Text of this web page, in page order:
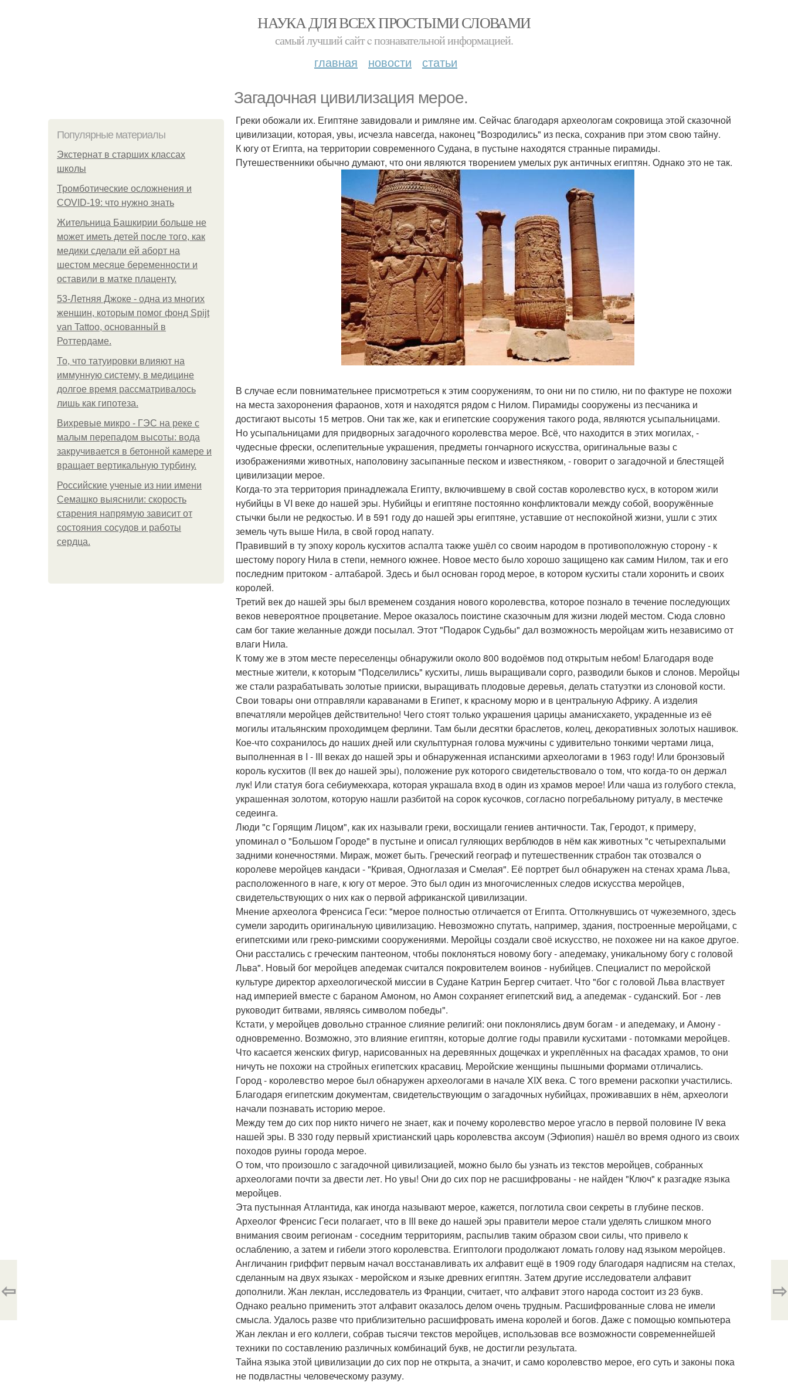
НАУКА ДЛЯ ВСЕХ ПРОСТЫМИ СЛОВАМИ
самый лучший сайт c познавательной информацией.
главная новости статьи
Загадочная цивилизация мерое.
Популярные материалы
Экстернат в старших классах
школы
Тромботические осложнения и
COVID-19: что нужно знать
Жительница Башкирии больше не
может иметь детей после того, как
медики сделали ей аборт на
шестом месяце беременности и
оставили в матке плаценту.
53-Летняя Джоке - одна из многих
женщин, которым помог фонд Spijt
van Tattoo, основанный в
Роттердаме.
То, что татуировки влияют на
иммунную систему, в медицине
долгое время рассматривалось
лишь как гипотеза.
Вихревые микро - ГЭС на реке с
малым перепадом высоты: вода
закручивается в бетонной камере и
вращает вертикальную турбину.
Российские ученые из нии имени
Семашко выяснили: скорость
старения напрямую зависит от
состояния сосудов и работы
сердца.
Греки обожали их. Египтяне завидовали и римляне им. Сейчас благодаря археологам сокровища этой сказочной
цивилизации, которая, увы, исчезла навсегда, наконец "Возродились" из песка, сохранив при этом свою тайну.
К югу от Египта, на территории современного Судана, в пустыне находятся странные пирамиды.
Путешественники обычно думают, что они являются творением умелых рук античных египтян. Однако это не так.
В случае если повнимательнее присмотреться к этим сооружениям, то они ни по стилю, ни по фактуре не похожи
на места захоронения фараонов, хотя и находятся рядом с Нилом. Пирамиды сооружены из песчаника и
достигают высоты 15 метров. Они так же, как и египетские сооружения такого рода, являются усыпальницами.
Но усыпальницами для придворных загадочного королевства мерое. Всё, что находится в этих могилах, -
чудесные фрески, ослепительные украшения, предметы гончарного искусства, оригинальные вазы с
изображениями животных, наполовину засыпанные песком и известняком, - говорит о загадочной и блестящей
цивилизации мерое.
Когда-то эта территория принадлежала Египту, включившему в свой состав королевство кусх, в котором жили
нубийцы в VI веке до нашей эры. Нубийцы и египтяне постоянно конфликтовали между собой, вооружённые
стычки были не редкостью. И в 591 году до нашей эры египтяне, уставшие от неспокойной жизни, ушли с этих
земель чуть выше Нила, в свой город напату.
Правивший в ту эпоху король кусхитов аспалта также ушёл со своим народом в противоположную сторону - к
шестому порогу Нила в степи, немного южнее. Новое место было хорошо защищено как самим Нилом, так и его
последним притоком - алтабарой. Здесь и был основан город мерое, в котором кусхиты стали хоронить и своих
королей.
Третий век до нашей эры был временем создания нового королевства, которое познало в течение последующих
веков невероятное процветание. Мерое оказалось поистине сказочным для жизни людей местом. Сюда словно
сам бог такие желанные дожди посылал. Этот "Подарок Судьбы" дал возможность меройцам жить независимо от
влаги Нила.
К тому же в этом месте переселенцы обнаружили около 800 водоёмов под открытым небом! Благодаря воде
местные жители, к которым "Подселились" кусхиты, лишь выращивали сорго, разводили быков и слонов. Меройцы
же стали разрабатывать золотые прииски, выращивать плодовые деревья, делать статуэтки из слоновой кости.
Свои товары они отправляли караванами в Египет, к красному морю и в центральную Африку. А изделия
впечатляли меройцев действительно! Чего стоят только украшения царицы аманисхакето, украденные из её
могилы итальянским проходимцем ферлини. Там были десятки браслетов, колец, декоративных золотых нашивок.
Кое-что сохранилось до наших дней или скульптурная голова мужчины с удивительно тонкими чертами лица,
выполненная в I - III веках до нашей эры и обнаруженная испанскими археологами в 1963 году! Или бронзовый
король кусхитов (II век до нашей эры), положение рук которого свидетельствовало о том, что когда-то он держал
лук! Или статуя бога себиумекхара, которая украшала вход в один из храмов мерое! Или чаша из голубого стекла,
украшенная золотом, которую нашли разбитой на сорок кусочков, согласно погребальному ритуалу, в местечке
седеинга.
Люди "с Горящим Лицом", как их называли греки, восхищали гениев античности. Так, Геродот, к примеру,
упоминал о "Большом Городе" в пустыне и описал гуляющих верблюдов в нём как животных "с четырехпалыми
задними конечностями. Мираж, может быть. Греческий географ и путешественник страбон так отозвался о
королеве меройцев кандаси - "Кривая, Одноглазая и Смелая". Её портрет был обнаружен на стенах храма Льва,
расположенного в наге, к югу от мерое. Это был один из многочисленных следов искусства меройцев,
свидетельствующих о них как о первой африканской цивилизации.
Мнение археолога Френсиса Геси: "мерое полностью отличается от Египта. Оттолкнувшись от чужеземного, здесь
сумели зародить оригинальную цивилизацию. Невозможно спутать, например, здания, построенные меройцами, с
египетскими или греко-римскими сооружениями. Меройцы создали своё искусство, не похожее ни на какое другое.
Они расстались с греческим пантеоном, чтобы поклоняться новому богу - апедемаку, уникальному богу с головой
Льва". Новый бог меройцев апедемак считался покровителем воинов - нубийцев. Специалист по меройской
культуре директор археологической миссии в Судане Катрин Бергер считает. Что "бог с головой Льва властвует
над империей вместе с бараном Амоном, но Амон сохраняет египетский вид, а апедемак - суданский. Бог - лев
руководит битвами, являясь символом победы".
Кстати, у меройцев довольно странное слияние религий: они поклонялись двум богам - и апедемаку, и Амону -
одновременно. Возможно, это влияние египтян, которые долгие годы правили кусхитами - потомками меройцев.
Что касается женских фигур, нарисованных на деревянных дощечках и укреплённых на фасадах храмов, то они
ничуть не похожи на стройных египетских красавиц. Меройские женщины пышными формами отличались.
Город - королевство мерое был обнаружен археологами в начале XIX века. С того времени раскопки участились.
Благодаря египетским документам, свидетельствующим о загадочных нубийцах, проживавших в нём, археологи
начали познавать историю мерое.
Между тем до сих пор никто ничего не знает, как и почему королевство мерое угасло в первой половине IV века
нашей эры. В 330 году первый христианский царь королевства аксоум (Эфиопия) нашёл во время одного из своих
походов руины города мерое.
О том, что произошло с загадочной цивилизацией, можно было бы узнать из текстов меройцев, собранных
археологами почти за двести лет. Но увы! Они до сих пор не расшифрованы - не найден "Ключ" к разгадке языка
меройцев.
Эта пустынная Атлантида, как иногда называют мерое, кажется, поглотила свои секреты в глубине песков.
Археолог Френсис Геси полагает, что в III веке до нашей эры правители мерое стали уделять слишком много
внимания своим регионам - соседним территориям, распылив таким образом свои силы, что привело к
ослаблению, а затем и гибели этого королевства. Египтологи продолжают ломать голову над языком меройцев.
Англичанин гриффит первым начал восстанавливать их алфавит ещё в 1909 году благодаря надписям на стелах,
сделанным на двух языках - меройском и языке древних египтян. Затем другие исследователи алфавит
дополнили. Жан леклан, исследователь из Франции, считает, что алфавит этого народа состоит из 23 букв.
Однако реально применить этот алфавит оказалось делом очень трудным. Расшифрованные слова не имели
смысла. Удалось разве что приблизительно расшифровать имена королей и богов. Даже с помощью компьютера
Жан леклан и его коллеги, собрав тысячи текстов меройцев, использовав все возможности современнейшей
техники по составлению различных комбинаций букв, не достигли результата.
Тайна языка этой цивилизации до сих пор не открыта, а значит, и само королевство мерое, его суть и законы пока
не подвластны человеческому разуму.
⇦ ⇨